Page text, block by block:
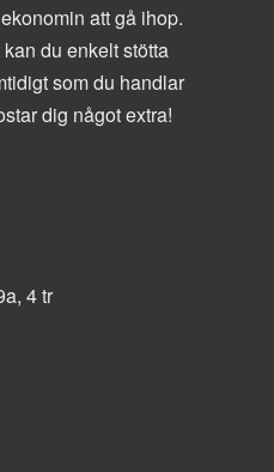
att gå ihop.
du enkelt stötta
som du handlar
dig något extra!
4 tr